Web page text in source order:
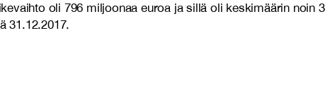
oli 796 miljoonaa euroa ja sillä oli keskimäärin noin 3
31.12.2017.